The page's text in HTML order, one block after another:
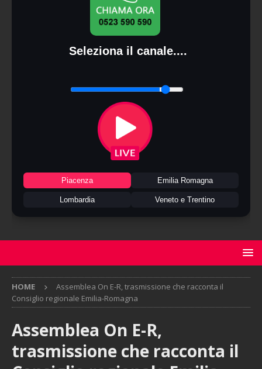
Seleziona il canale....
Piacenza Emilia Romagna
Lombardia Veneto e Trentino
HOME
Assemblea On E-R, trasmissione che racconta il
Consiglio regionale Emilia-Romagna
Assemblea On E-R,
trasmissione che racconta il